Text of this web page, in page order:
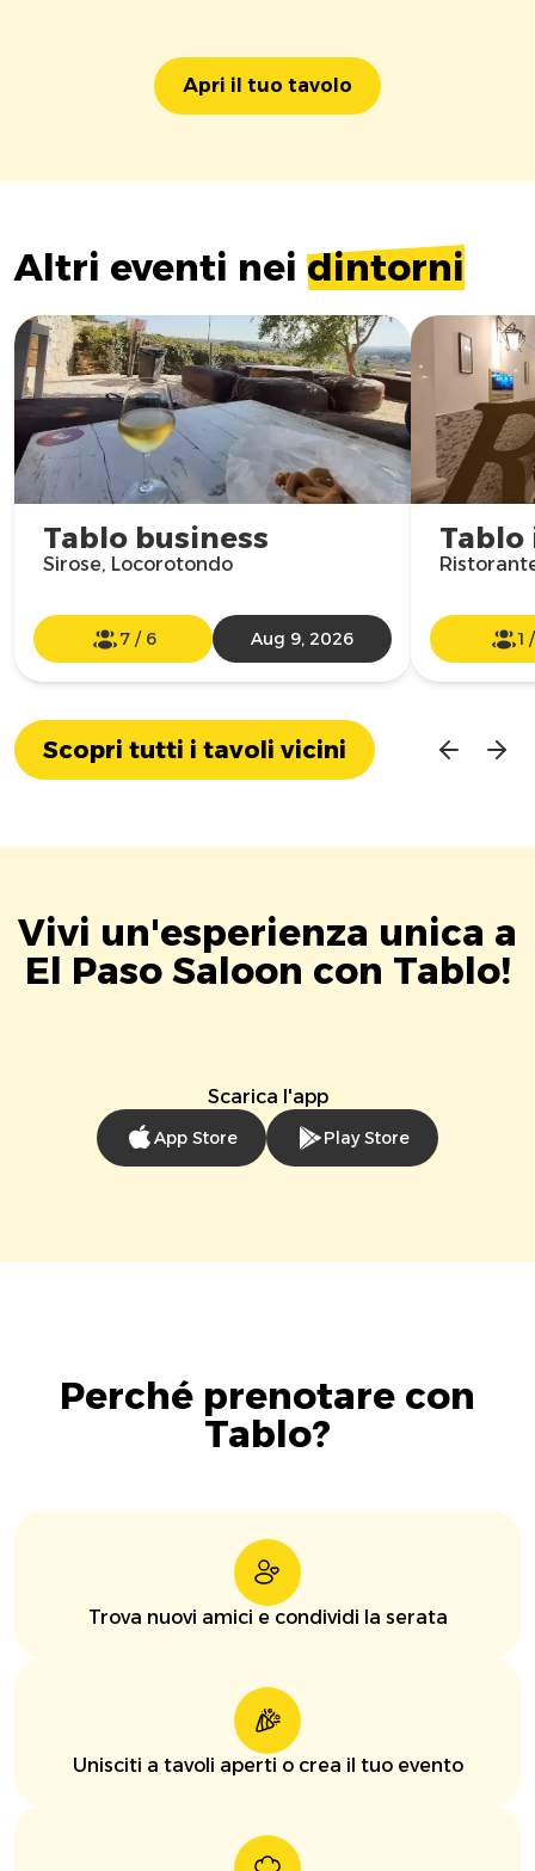
Apri il tuo tavolo
Altri eventi nei dintorni
Tablo business
Sirose, Locorotondo
7/ 6 Aug 9, 2026
Tablo
1
Scopri tutti i tavoli vicini
Vivi un'esperienza unica a
El Paso Saloon con Tablo!
Scarica l'app
App Store Play Store
Perché prenotare con
Tablo?
Trova nuovi amici e condividi la serata
Unisciti a tavoli aperti o crea il tuo evento